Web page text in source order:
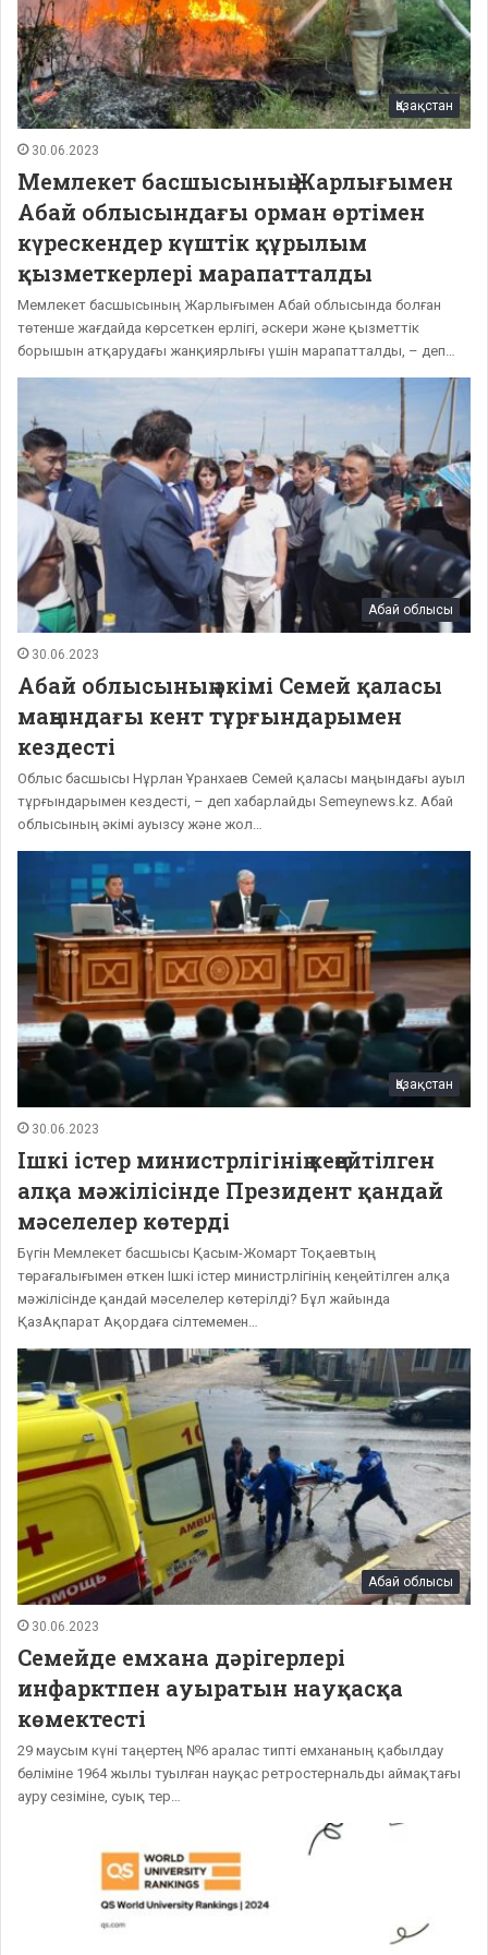
Қазақстан
30.06.2023
Мемлекет басшысының Жарлығымен
Абай облысындағы орман өртімен
күрескендер күштік құрылым
қызметкерлері марапатталды
Мемлекет басшысының Жарлығымен Абай облысында болған
төтенше жағдайда көрсеткен ерлігі, әскери және қызметтік
борышын атқарудағы жанқиярлығы үшін марапатталды, – деп…
Абай облысы
30.06.2023
Абай облысының әкімі Семей қаласы
маңындағы кент тұрғындарымен
кездесті
Облыс басшысы Нұрлан Ұранхаев Семей қаласы маңындағы ауыл
тұрғындарымен кездесті, – деп хабарлайды Semeynews.kz. Абай
облысының әкімі ауызсу және жол…
Қазақстан
30.06.2023
Ішкі істер министрлігінің кеңейтілген
алқа мәжілісінде Президент қандай
мәселелер көтерді
Бүгін Мемлекет басшысы Қасым-Жомарт Тоқаевтың
төрағалығымен өткен Ішкі істер министрлігінің кеңейтілген алқа
мәжілісінде қандай мәселелер көтерілді? Бұл жайында
ҚазАқпарат Ақордаға сілтемемен…
Абай облысы
30.06.2023
Семейде емхана дәрігерлері
инфарктпен ауыратын науқасқа
көмектесті
29 маусым күні таңертең №6 аралас типті емхананың қабылдау
бөліміне 1964 жылы туылған науқас ретростернальды аймақтағы
ауру сезіміне, суық тер…